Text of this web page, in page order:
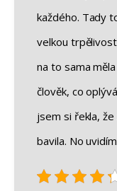
každého. Tady
velkou
na to sama
člověk, co
jsem si řekla,
bavila. No